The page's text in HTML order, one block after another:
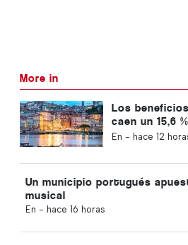
More in
Los
caen un 15,6
semestre
En - hace 12
Un municipio portugués
musical
En - hace 16 horas